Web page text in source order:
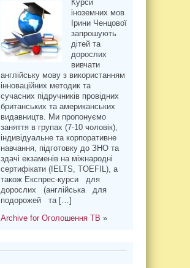
Курси
іноземних мов
Ірини Ченцової
запрошують
дітей та
дорослих
вивчати
англійську мову з використанням
інноваційних методик та
сучасних підручників провідних
британських та американських
видавництв. Ми пропонуємо
заняття в групах (7-10 чоловік),
індивідуальне та корпоративне
навчання, підготовку до ЗНО та
здачі екзаменів на міжнародні
сертифікати (IELTS, TOEFIL), а
також Експрес-курси для
дорослих (англійська для
подорожей та […]
Archive for Оголошення ТВ »